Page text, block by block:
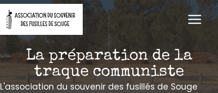
Aller
au
contenu
La préparation de la
traque communiste
L'association du souvenir des fusillés de Souge